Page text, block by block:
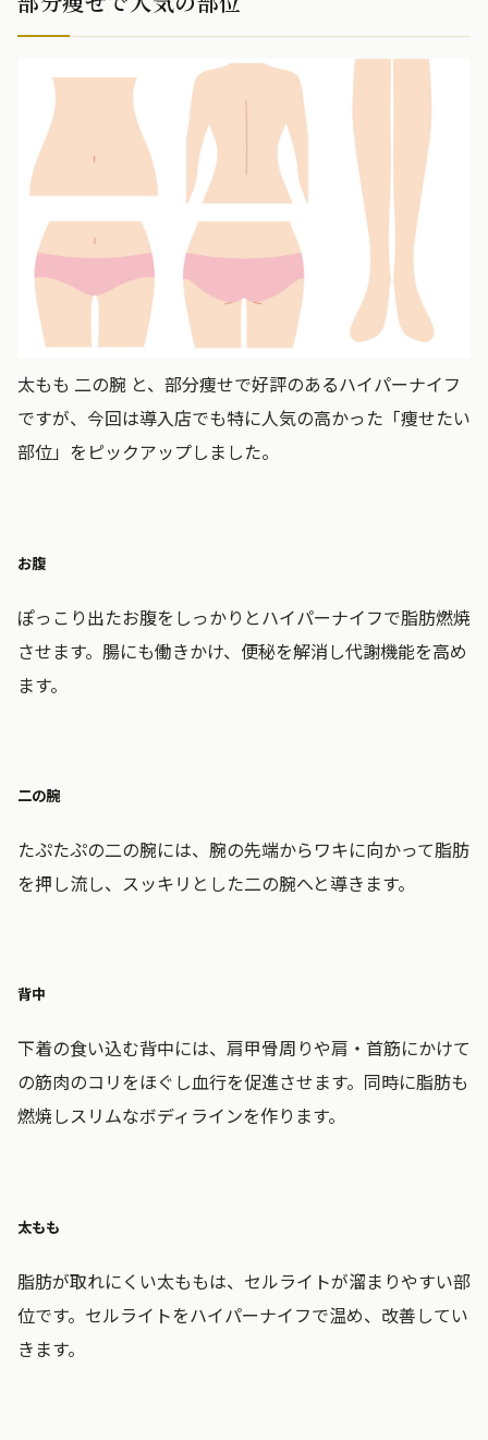
太もも 二の腕 と、部分痩せで好評のあるハイパーナイフ
ですが、今回は導入店でも特に人気の高かった「痩せたい
部位」をピックアップしました。
お腹
ぽっこり出たお腹をしっかりとハイパーナイフで脂肪燃焼
させます。腸にも働きかけ、便秘を解消し代謝機能を高め
ます。
二の腕
たぷたぷの二の腕には、腕の先端からワキに向かって脂肪
を押し流し、スッキリとした二の腕へと導きます。
背中
下着の食い込む背中には、肩甲骨周りや肩・首筋にかけて
の筋肉のコリをほぐし血行を促進させます。同時に脂肪も
燃焼しスリムなボディラインを作ります。
太もも
脂肪が取れにくい太ももは、セルライトが溜まりやすい部
位です。セルライトをハイパーナイフで温め、改善してい
きます。